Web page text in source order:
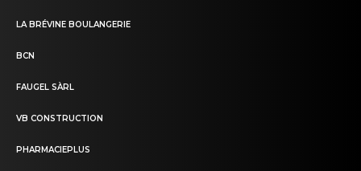
LA BRÉVINE BOULANGERIE
BCN
FAUGEL SÀRL
VB CONSTRUCTION
PHARMACIEPLUS